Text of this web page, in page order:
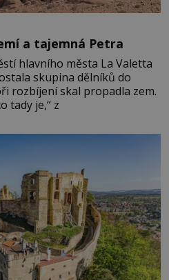
a tajemná Petra
hlavního města La Valetta
skupina dělníků do
rozbíjení skal propadla zem.
tady je,“ z